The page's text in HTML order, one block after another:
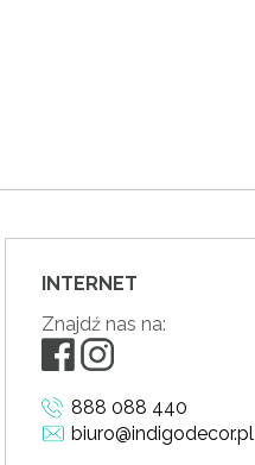
INTERNET
Znajdź nas na:
888 088 440
biuro@indigodecor.pl